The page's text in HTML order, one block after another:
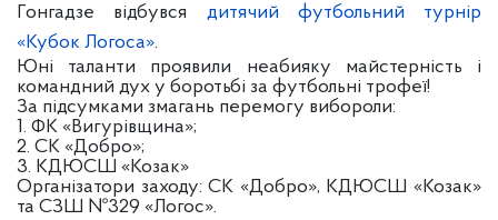
Гонгадзе відбувся дитячий футбольний турнір
«Кубок Логоса».
Юні таланти проявили неабияку майстерність і
командний дух у боротьбі за футбольні трофеї!
За підсумками змагань перемогу вибороли:
1. ФК «Вигурівщина»;
2. СК «Добро»;
3. КДЮСШ «Козак»
Організатори заходу: СК «Добро», КДЮСШ «Козак»
та СЗШ №329 «Логос».